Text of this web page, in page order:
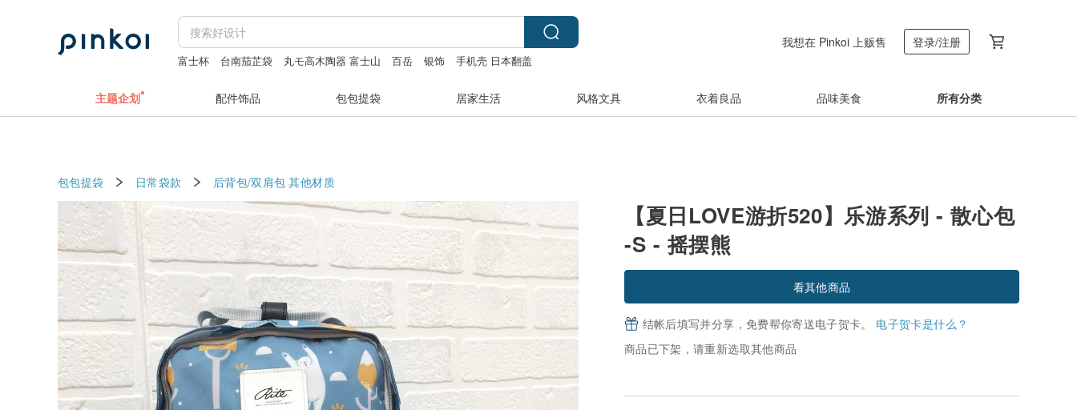
富士杯 台南茄芷袋 丸モ高木陶器 富士山 百岳 银饰
手机壳 日本翻盖
我想在 Pinkoi 上贩售 登录/注册
主题企划 配件饰品 包包提袋 居家生活 风格文具 衣着良品 品味美食 所有分类
包包提袋 日常袋款 后背包/双肩包 其他材质
【夏日LOVE游折520】乐游系列 - 散心包
-S - 摇摆熊
看其他商品
结帐后填写并分享，免费帮你寄送电子贺卡。 电子贺卡是什么？
商品已下架，请重新选取其他商品